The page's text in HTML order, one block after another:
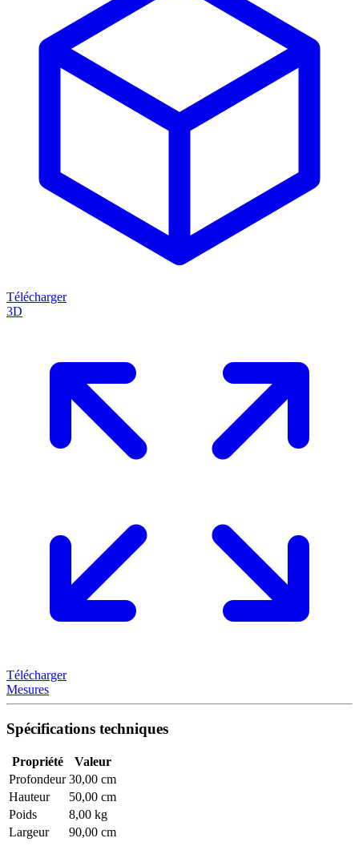
Télécharger
3D
Télécharger
Mesures
Spécifications techniques
Propriété
Valeur
Profondeur 30,00 cm
Hauteur
50,00 cm
Poids
8,00 kg
Largeur
90,00 cm